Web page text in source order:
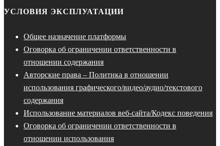
УСЛОВИЯ ЭКСПЛУАТАЦИИ
Общее назначение платформы
Оговорка об ограничении ответственности в
отношении содержания
Авторские права – Политика в отношении
использования графического/видео/аудио/текстового
содержания
Использование материалов веб-сайта/Кодекс поведения
Оговорка об ограничении ответственности в
отношении использования